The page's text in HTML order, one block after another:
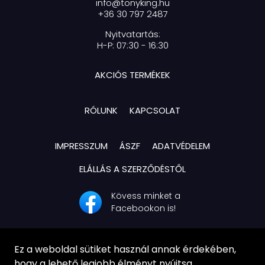
info@tonyking.hu
+36 30 797 2487
Nyitvatartás:
H-P: 07:30 - 16:30
AKCIÓS TERMÉKEK
RÓLUNK KAPCSOLAT
IMPRESSZUM ÁSZF
ADATVÉDELEM
ELÁLLÁS A SZERZŐDÉSTŐL
Kövess minket a
Facebookon is!
Ez a weboldal sütiket használ annak érdekében,